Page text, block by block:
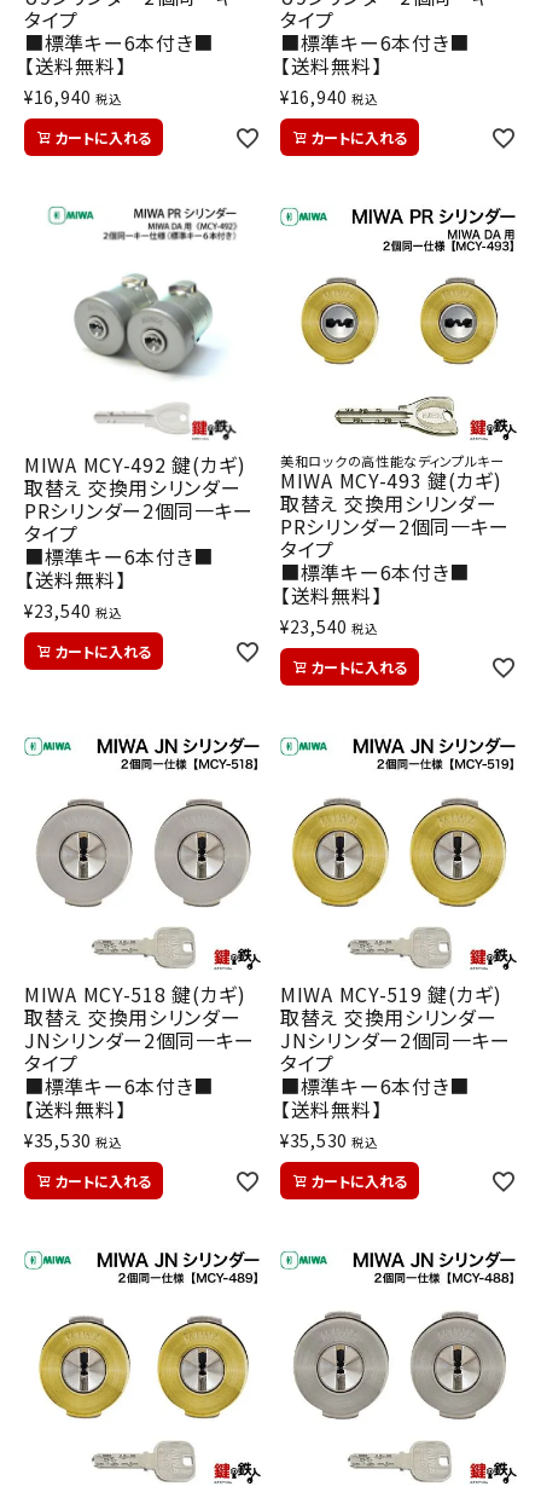
タイプ
■標準キー6本付き■
【送料無料】
¥16,940 税込
カートに入れる
タイプ
■標準キー6本付き■
【送料無料】
¥16,940 税込
カートに入れる
MIWA MCY-492 鍵(カギ)
取替え 交換用シリンダー
PRシリンダー2個同一キー
タイプ
■標準キー6本付き■
【送料無料】
¥23,540 税込
カートに入れる
美和ロックの高性能なディンプルキー
MIWA MCY-493 鍵(カギ)
取替え 交換用シリンダー
PRシリンダー2個同一キー
タイプ
■標準キー6本付き■
【送料無料】
¥23,540 税込
カートに入れる
MIWA MCY-518 鍵(カギ)
取替え 交換用シリンダー
JNシリンダー2個同一キー
タイプ
■標準キー6本付き■
【送料無料】
¥35,530 税込
カートに入れる
MIWA MCY-519 鍵(カギ)
取替え 交換用シリンダー
JNシリンダー2個同一キー
タイプ
■標準キー6本付き■
【送料無料】
¥35,530 税込
カートに入れる